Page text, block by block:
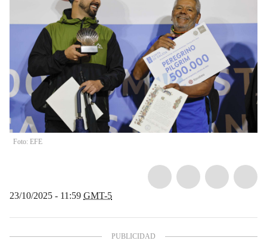
Foto: EFE
23/10/2025 - 11:59 GMT-5